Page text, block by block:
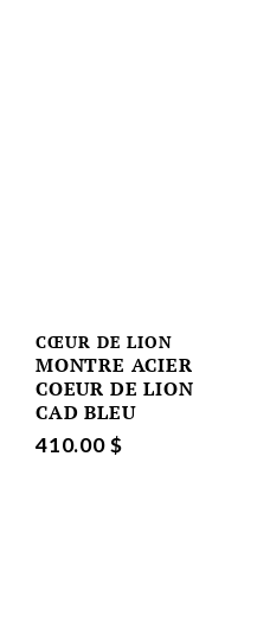
CŒUR DE LION
MONTRE ACIER
COEUR DE LION
CAD BLEU
410.00 $